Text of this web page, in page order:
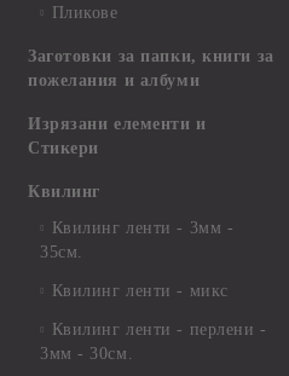
Пликове
Заготовки за папки, книги за
пожелания и албуми
Изрязани елементи и
Стикери
Квилинг
Квилинг ленти - 3мм -
35см.
Квилинг ленти - микс
Квилинг ленти - перлени -
3мм - 30см.